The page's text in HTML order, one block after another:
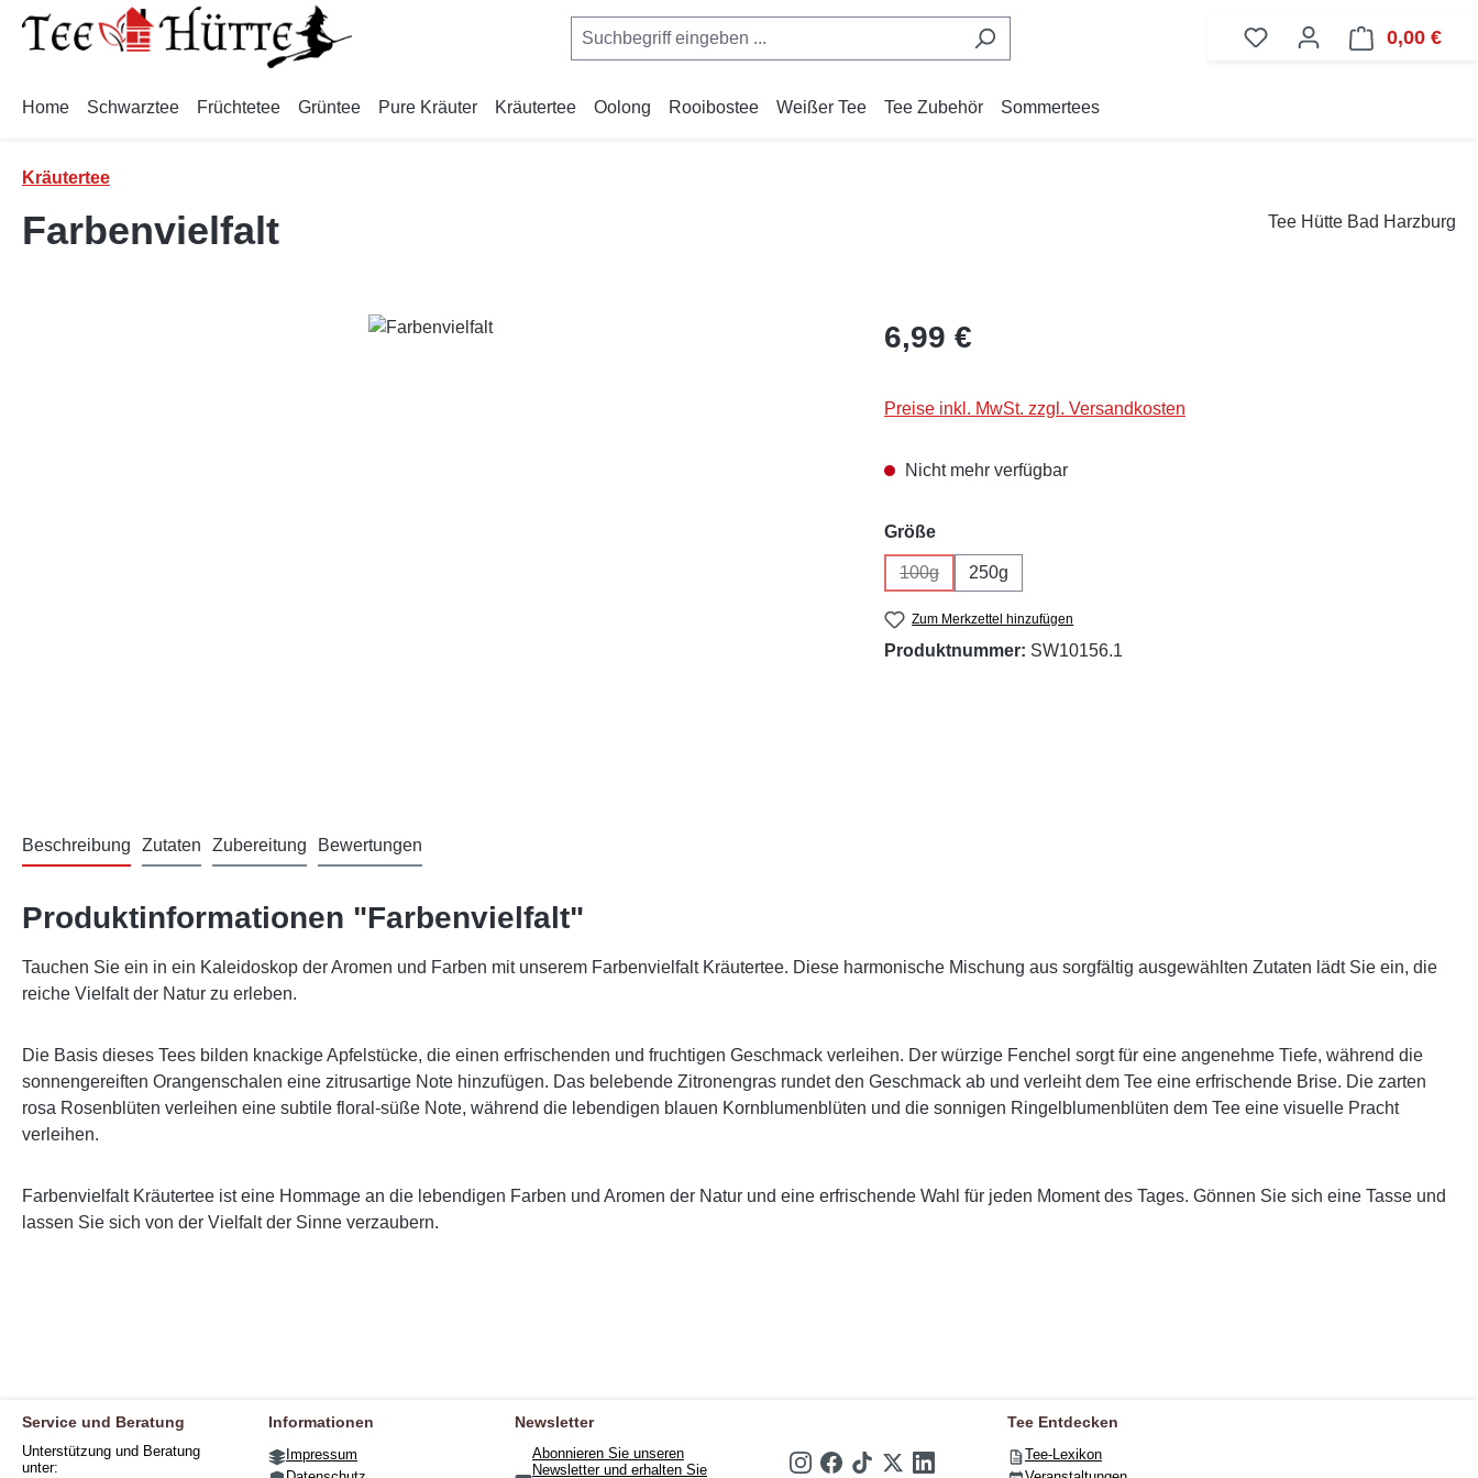
Hauptinhalt springen
Zur Suche springen
Zur Hauptnavigation springen
0,00 €
Home Schwarztee Früchtetee Grüntee Pure Kräuter Kräutertee Oolong Rooibostee Weißer Tee Tee Zubehör Sommertees
Kräutertee
Farbenvielfalt Tee Hütte Bad Harzburg
Regulärer Preis:
6,99 €
Preise inkl. MwSt. zzgl. Versandkosten
Nicht mehr verfügbar
Größeauswählen
100g
(Diese Option ist zurzeit nicht verfügbar.)
250g
Zum Merkzettel hinzufügen
Produktnummer: SW10156.1
Beschreibung Zutaten Zubereitung Bewertungen
Produktinformationen "Farbenvielfalt"
Tauchen Sie ein in ein Kaleidoskop der Aromen und Farben mit unserem Farbenvielfalt Kräutertee. Diese harmonische Mischung aus sorgfältig ausgewählten Zutaten lädt Sie ein, die
reiche Vielfalt der Natur zu erleben.
Die Basis dieses Tees bilden knackige Apfelstücke, die einen erfrischenden und fruchtigen Geschmack verleihen. Der würzige Fenchel sorgt für eine angenehme Tiefe, während die
sonnengereiften Orangenschalen eine zitrusartige Note hinzufügen. Das belebende Zitronengras rundet den Geschmack ab und verleiht dem Tee eine erfrischende Brise. Die zarten
rosa Rosenblüten verleihen eine subtile floral-süße Note, während die lebendigen blauen Kornblumenblüten und die sonnigen Ringelblumenblüten dem Tee eine visuelle Pracht
verleihen.
Farbenvielfalt Kräutertee ist eine Hommage an die lebendigen Farben und Aromen der Natur und eine erfrischende Wahl für jeden Moment des Tages. Gönnen Sie sich eine Tasse und
lassen Sie sich von der Vielfalt der Sinne verzaubern.
Service und Beratung
Unterstützung und Beratung
unter:
Informationen
Impressum
Newsletter
Abonnieren Sie unseren
Newsletter und erhalten Sie
Tee Entdecken
Tee-Lexikon